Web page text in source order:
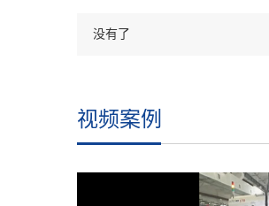
没有了
视频案例